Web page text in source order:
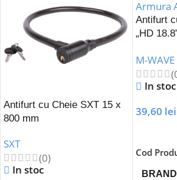
Antifurt cu Cheie SXT 15 x
800 mm
SXT
(0)
In stoc
Antifurt
„HD
M-WAVE
In stoc
39,60 lei
Cod
BRAND